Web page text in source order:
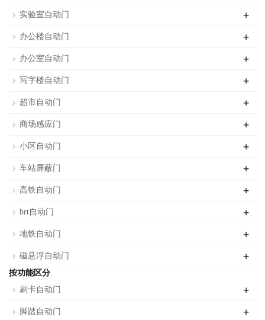
实验室自动门 +
办公楼自动门 +
办公室自动门 +
写字楼自动门 +
超市自动门 +
商场感应门 +
小区自动门 +
车站屏蔽门 +
高铁自动门 +
brt自动门 +
地铁自动门 +
磁悬浮自动门 +
按功能区分
刷卡自动门
+
脚踏自动门 +